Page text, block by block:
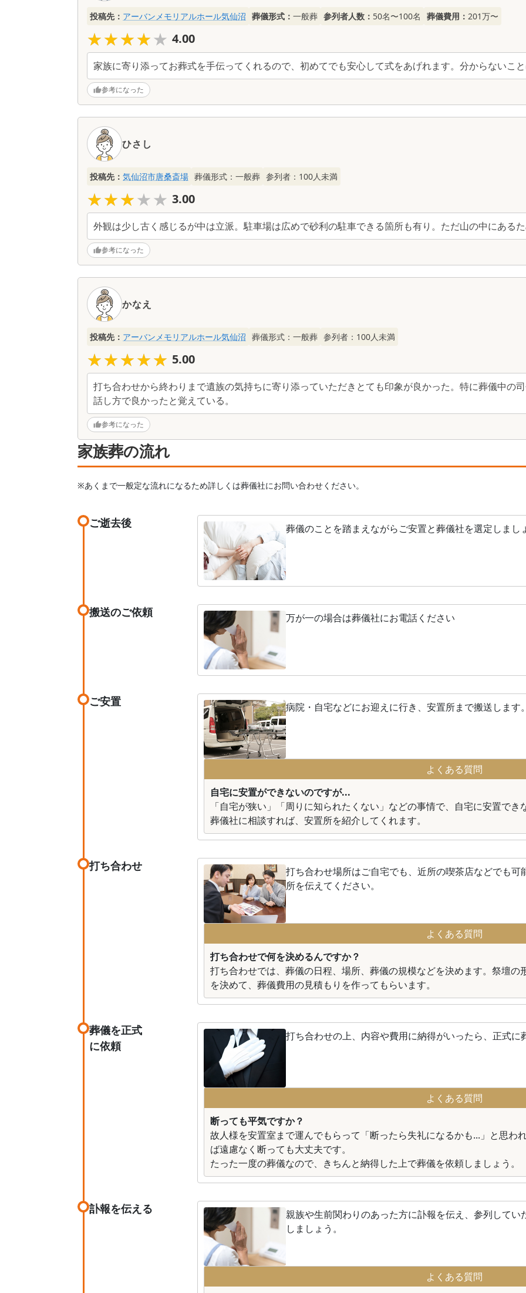
投稿先： アーバンメモリアルホール気仙沼 葬儀形式： 一般葬 参列者人数： 50名〜100名 葬儀費用： 201万〜
★★★★★
★★★★★ 4.00
家族に寄り添ってお葬式を手伝ってくれるので、初めてでも安心して式をあげれます。分からないこ
参考になった
ひさし
投稿先： 気仙沼市唐桑斎場 葬儀形式： 一般葬 参列者： 100人未満
★★★★★
★★★★★ 3.00
外観は少し古く感じるが中は立派。駐車場は広めで砂利の駐車できる箇所も有り。ただ山の中にある
参考になった
かなえ
投稿先： アーバンメモリアルホール気仙沼 葬儀形式： 一般葬 参列者： 100人未満
★★★★★
★★★★★ 5.00
打ち合わせから終わりまで遺族の気持ちに寄り添っていただきとても印象が良かった。特に葬儀中の
話し方で良かったと覚えている。
参考になった
家族葬の流れ
※あくまで一般定な流れになるため詳しくは葬儀社にお問い合わせください。
ご逝去後 葬儀のことを踏まえながらご安置と葬儀社を選定しまし
搬送のご依頼 万が一の場合は葬儀社にお電話ください
ご安置 病院・自宅などにお迎えに行き、安置所まで搬送します。
よくある質問
自宅に安置ができないのですが...
「自宅が狭い」「周りに知られたくない」などの事情で、自宅に安置でき
葬儀社に相談すれば、安置所を紹介してくれます。
打ち合わせ
打ち合わせ場所はご自宅でも、近所の喫茶店などでも
所を伝えてください。
よくある質問
打ち合わせで何を決めるんですか？
打ち合わせでは、葬儀の日程、場所、葬儀の規模などを決めます。祭壇
を決めて、葬儀費用の見積もりを作ってもらいます。
葬儀を正式
に依頼
打ち合わせの上、内容や費用に納得がいったら、正式に
よくある質問
断っても平気ですか？
故人様を安置室まで運んでもらって「断ったら失礼になるかも...」と思わ
ば遠慮なく断っても大丈夫です。
たった一度の葬儀なので、きちんと納得した上で葬儀を依頼しましょう。
訃報を伝える
親族や生前関わりのあった方に訃報を伝え、参列して
しましょう。
よくある質問